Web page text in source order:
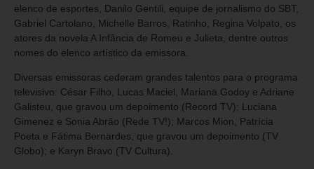
elenco de esportes, Danilo Gentili, equipe de jornalismo do SBT,
Gabriel Cartolano, Michelle Barros, Ratinho, Regina Volpato, os
atores da novela A Infância de Romeu e Julieta, dentre outros
nomes do elenco artístico da emissora.
Diversas emissoras cederam grandes talentos para o programa
televisivo: César Filho, Lucas Maciel, Mariana Godoy e Adriane
Galisteu, que gravou um depoimento (Record TV); Luciana
Gimenez e Sonia Abrão (Rede TV!); Marcos Mion, Patrícia
Poeta e Fátima Bernardes, que gravou um depoimento (TV
Globo); e Karyn Bravo (TV Cultura).